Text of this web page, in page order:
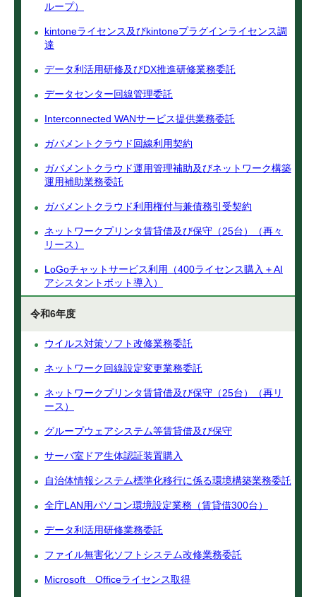
ループ）
kintoneライセンス及びkintoneプラグインライセンス調
達
データ利活用研修及びDX推進研修業務委託
データセンター回線管理委託
Interconnected WANサービス提供業務委託
ガバメントクラウド回線利用契約
ガバメントクラウド運用管理補助及びネットワーク構築
運用補助業務委託
ガバメントクラウド利用権付与兼債務引受契約
ネットワークプリンタ賃貸借及び保守（25台）（再々
リース）
LoGoチャットサービス利用（400ライセンス購入＋AI
アシスタントボット導入）
令和6年度
ウイルス対策ソフト改修業務委託
ネットワーク回線設定変更業務委託
ネットワークプリンタ賃貸借及び保守（25台）（再リ
ース）
グループウェアシステム等賃貸借及び保守
サーバ室ドア生体認証装置購入
自治体情報システム標準化移行に係る環境構築業務委託
全庁LAN用パソコン環境設定業務（賃貸借300台）
データ利活用研修業務委託
ファイル無害化ソフトシステム改修業務委託
Microsoft Officeライセンス取得